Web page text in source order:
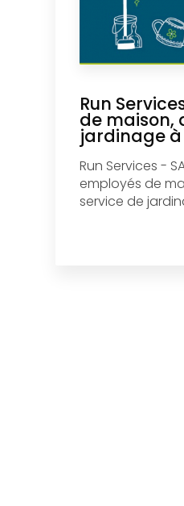
Run
de maison,
jardinage
Run Services -
employés de
service de